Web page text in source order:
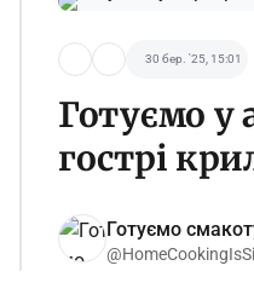
30 бер. '25, 15:01
Готуємо у
гострі
Готуємо